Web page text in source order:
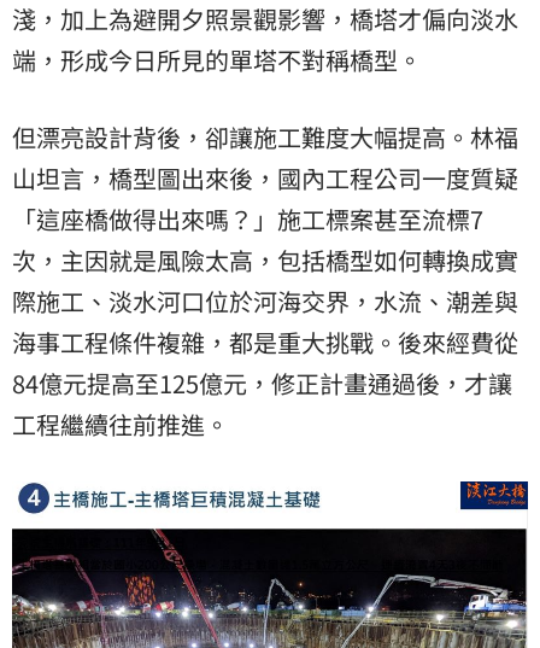
淺，加上為避開夕照景觀影響，橋塔才偏向淡水
端，形成今日所見的單塔不對稱橋型。
但漂亮設計背後，卻讓施工難度大幅提高。林福
山坦言，橋型圖出來後，國內工程公司一度質疑
「這座橋做得出來嗎？」施工標案甚至流標7
次，主因就是風險太高，包括橋型如何轉換成實
際施工、淡水河口位於河海交界，水流、潮差與
海事工程條件複雜，都是重大挑戰。後來經費從
84億元提高至125億元，修正計畫通過後，才讓
工程繼續往前推進。